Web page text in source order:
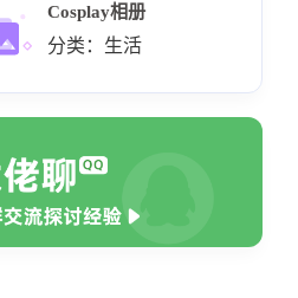
Cosplay相册
分类：生活